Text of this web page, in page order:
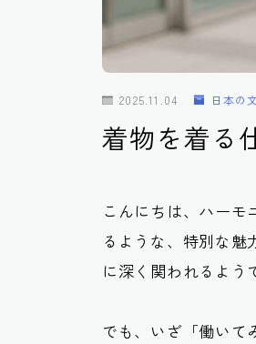
2025.11.04 日本の
着物を着る
こんにちは、ハー
るような、特別な
に深く関われるよう
でも、いざ「働いて